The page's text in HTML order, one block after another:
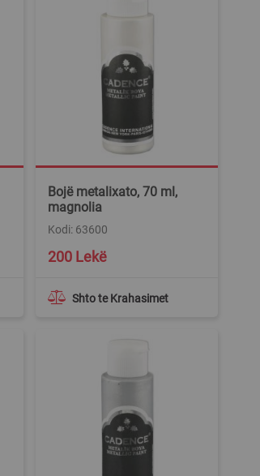
Bojë metalixato, 70 ml,
magnolia
Kodi: 63600
Shto te Krahasimet
200 Lekë